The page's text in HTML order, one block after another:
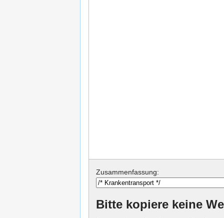
Zusammenfassung:
Bitte kopiere keine